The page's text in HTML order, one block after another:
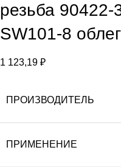
резьба
SW101-8
1 123,19 ₽
ПРОИЗВОДИТЕЛЬ
ПРИМЕНЕНИЕ